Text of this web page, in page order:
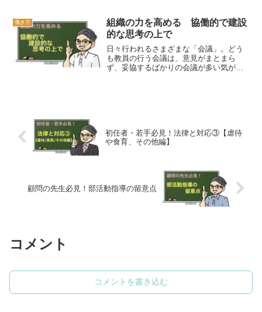
て、後からなって同僚とぐちぐちぐちぐ
ち…。もうやめません？今日は、現場が
勇気を持つことで変革をおこなってきた
先生たちの紹介と、これからの教員に必
要な勇気の話をしていこうと思います。
働き方
組織の力を高める 協働的で建設
的な思考の上で
日々行われるさまざまな「会議」。どう
も教員の行う会議は、意見がまとまら
ず、妥協するばかりの会議が多い気がし
を、身をもって教えたいものです。
初任者・若手必見！法律と対応③【虐待
や食育、その他編】
顧問の先生必見！部活動指導の留意点
コメント
コメントを書き込む